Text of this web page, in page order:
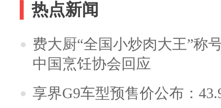
热点新闻
费大厨“全国小炒肉大王”称
中国烹饪协会回应
享界G9车型预售价公布：